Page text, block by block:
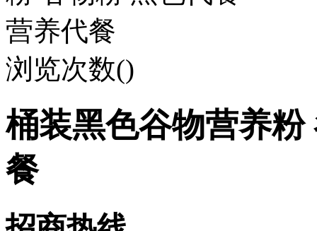
浏览次数()
桶装黑色谷物营养
餐